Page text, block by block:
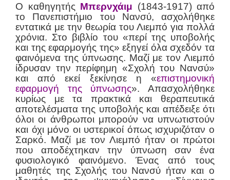
Ο καθηγητής Μπερνχάιμ (1843-1917) από
το Πανεπιστήμιο του Νανσύ, ασχολήθηκε
εντατικά με την θεωρία του Λιεμπό για πολλά
χρόνια. Στο βιβλίο του «περί της υποβολής
και της εφαρμογής της» εξηγεί όλα σχεδόν τα
φαινόμενα της ύπνωσης. Μαζί με τον Λιεμπό
ίδρυσαν την περίφημη «Σχολή του Νανσύ»
και από εκεί ξεκίνησε η «επιστημονική
εφαρμογή της ύπνωσης». Απασχολήθηκε
κυρίως με τα πρακτικά και θεραπευτικά
αποτελέσματα της υποβολής και απέδειξε ότι
όλοι οι άνθρωποι μπορούν να υπνωτιστούν
και όχι μόνο οι υστερικοί όπως ισχυριζόταν ο
Σαρκό. Μαζί με τον Λιεμπό ήταν οι πρώτοι
που αποδέχτηκαν την ύπνωση σαν ένα
φυσιολογικό φαινόμενο. Ένας από τους
μαθητές της Σχολής του Νανσύ ήταν και ο